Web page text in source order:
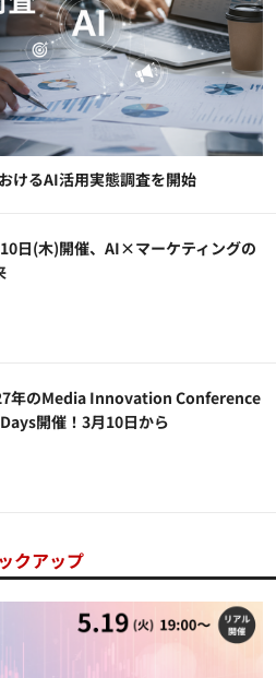
けるAI活用実態調査を開始
日(木)開催、AI×マーケティングの
年のMedia Innovation Conference
開催！3月10日から
クアップ